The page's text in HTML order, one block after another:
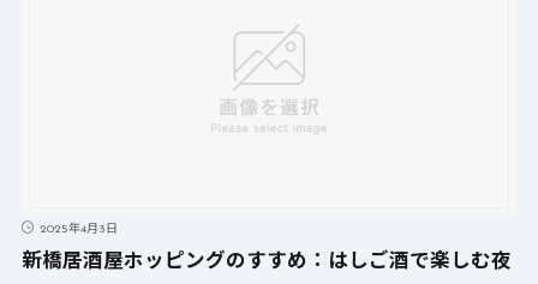
2025年4月3日
新橋居酒屋ホッピングのすすめ：はしご酒で楽しむ夜